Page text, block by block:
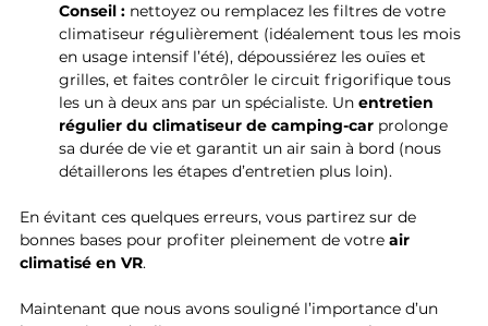
Conseil : nettoyez ou remplacez les filtres de votre
climatiseur régulièrement (idéalement tous les mois
en usage intensif l’été), dépoussiérez les ouïes et
grilles, et faites contrôler le circuit frigorifique tous
les un à deux ans par un spécialiste. Un entretien
régulier du climatiseur de camping-car prolonge
sa durée de vie et garantit un air sain à bord (nous
détaillerons les étapes d’entretien plus loin).
En évitant ces quelques erreurs, vous partirez sur de
bonnes bases pour profiter pleinement de votre air
climatisé en VR.
Maintenant que nous avons souligné l’importance d’un